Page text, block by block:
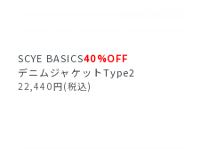
SCYE BASICS40%OFF
デニムジャケットType2
22,440円(税込)